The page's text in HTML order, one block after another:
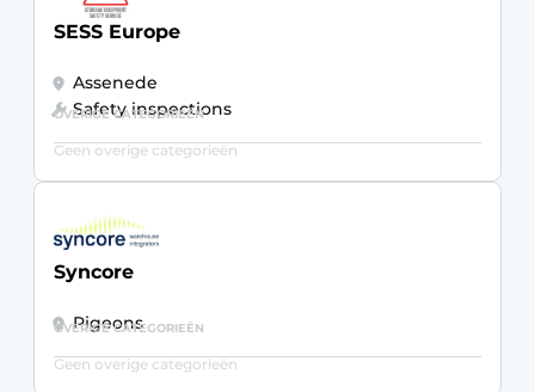
SESS Europe
Assenede
Safety inspections
OVERIGE CATEGORIEËN
Geen overige categorieën
Syncore
Pigeons
OVERIGE CATEGORIEËN
Geen overige categorieën